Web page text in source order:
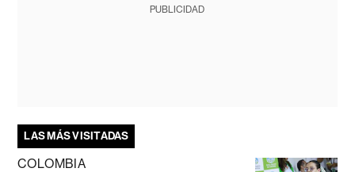
PUBLICIDAD
LAS MÁS VISITADAS
COLOMBIA